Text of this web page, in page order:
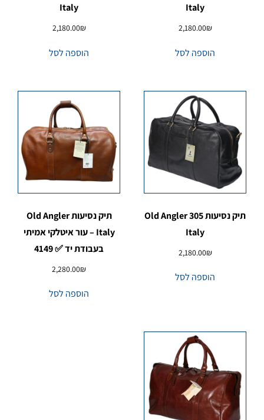
Italy
2,180.00₪
הוספה לסל
Italy
2,180.00₪
הוספה לסל
תיק נסיעות 305 Old Angler
Italy
2,180.00₪
הוספה לסל
תיק נסיעות Old Angler
Italy – עור איטלקי אמיתי
בעבודת יד ✅ 4149
2,280.00₪
הוספה לסל